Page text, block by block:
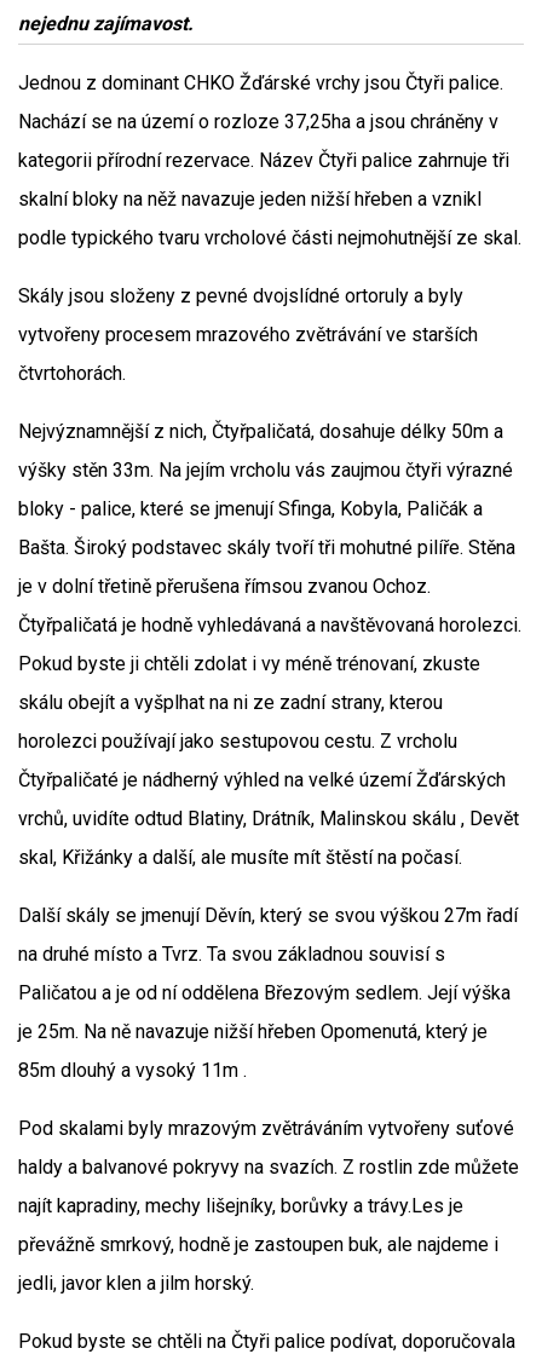
nejednu zajímavost.
Jednou z dominant CHKO Žďárské vrchy jsou Čtyři palice.
Nachází se na území o rozloze 37,25ha a jsou chráněny v
kategorii přírodní rezervace. Název Čtyři palice zahrnuje tři
skalní bloky na něž navazuje jeden nižší hřeben a vznikl
podle typického tvaru vrcholové části nejmohutnější ze skal.
Skály jsou složeny z pevné dvojslídné ortoruly a byly
vytvořeny procesem mrazového zvětrávání ve starších
čtvrtohorách.
Nejvýznamnější z nich, Čtyřpaličatá, dosahuje délky 50m a
výšky stěn 33m. Na jejím vrcholu vás zaujmou čtyři výrazné
bloky - palice, které se jmenují Sfinga, Kobyla, Paličák a
Bašta. Široký podstavec skály tvoří tři mohutné pilíře. Stěna
je v dolní třetině přerušena římsou zvanou Ochoz.
Čtyřpaličatá je hodně vyhledávaná a navštěvovaná horolezci.
Pokud byste ji chtěli zdolat i vy méně trénovaní, zkuste
skálu obejít a vyšplhat na ni ze zadní strany, kterou
horolezci používají jako sestupovou cestu. Z vrcholu
Čtyřpaličaté je nádherný výhled na velké území Žďárských
vrchů, uvidíte odtud Blatiny, Drátník, Malinskou skálu , Devět
skal, Křižánky a další, ale musíte mít štěstí na počasí.
Další skály se jmenují Děvín, který se svou výškou 27m řadí
na druhé místo a Tvrz. Ta svou základnou souvisí s
Paličatou a je od ní oddělena Březovým sedlem. Její výška
je 25m. Na ně navazuje nižší hřeben Opomenutá, který je
85m dlouhý a vysoký 11m .
Pod skalami byly mrazovým zvětráváním vytvořeny suťové
haldy a balvanové pokryvy na svazích. Z rostlin zde můžete
najít kapradiny, mechy lišejníky, borůvky a trávy.Les je
převážně smrkový, hodně je zastoupen buk, ale najdeme i
jedli, javor klen a jilm horský.
Pokud byste se chtěli na Čtyři palice podívat, doporučovala